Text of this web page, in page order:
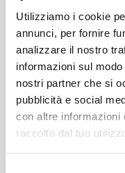
Utilizziamo i cookie
annunci, per fornire
analizzare il nostro
informazioni sul
nostri partner che si
pubblicità e social
con altre informazioni
raccolto dal tuo
Best Parking: